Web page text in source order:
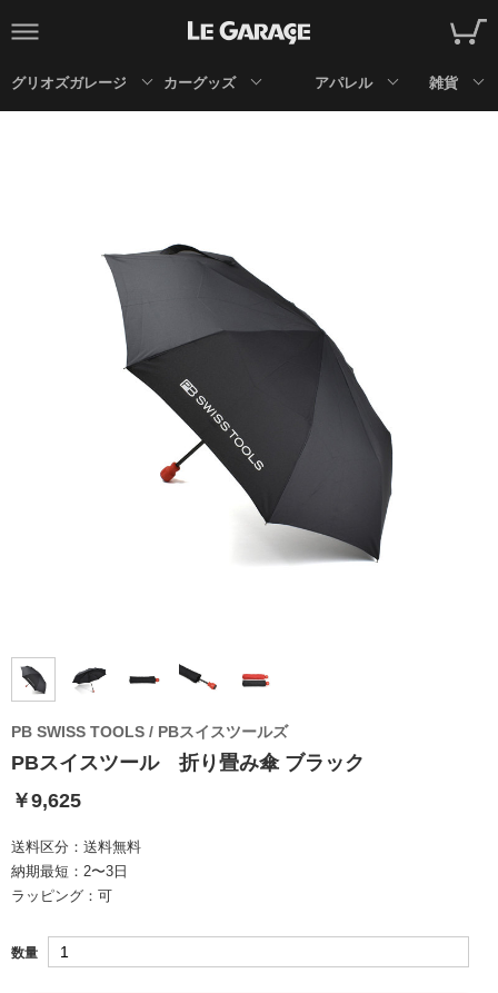
グリオズガレージ カーグッズ アパレル 雑貨
PB SWISS TOOLS / PBスイスツールズ
PBスイスツール 折り畳み傘 ブラック
￥9,625
送料区分： 送料無料
納期最短： 2〜3日
ラッピング： 可
数量